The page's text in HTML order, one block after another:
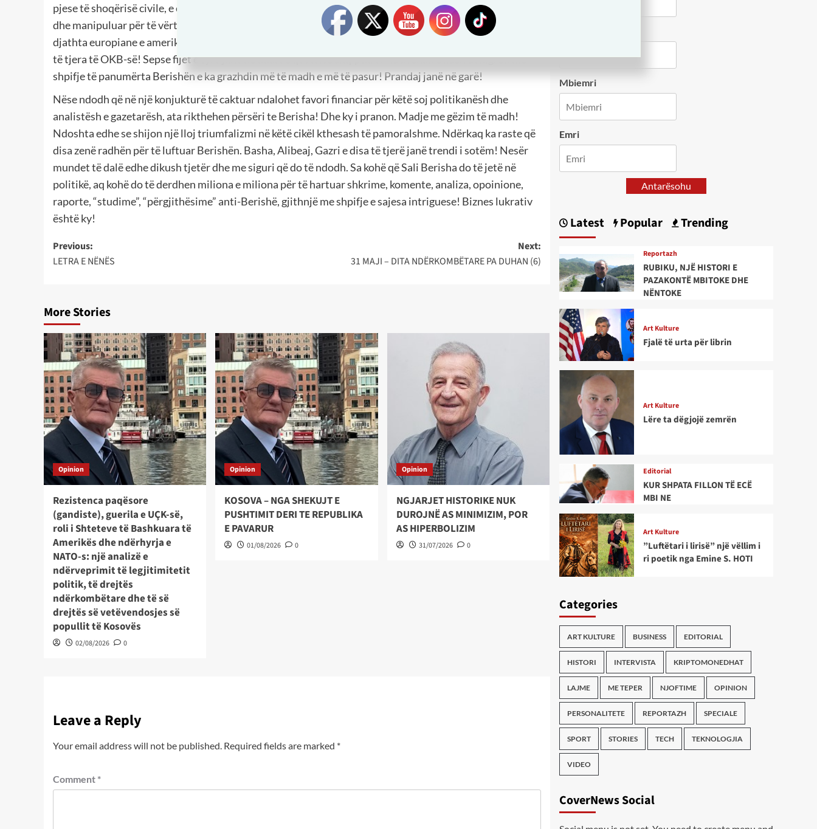
pjese të shoqërisë civile, e cila angazhohet në skenat televizive për të sharë, shpifur, trilluar, fabrikuar
dhe manipuluar për të vërtetat rreth Sali Berishës! Dhe jo vetëm nga Sorosi! Edhe nga fondacione të
djathta europiane e amerikane, nga agjencitë e zhvillimit e kështu me radhë! Deri te PNUD dhe agjenci
të tjera të OKB-së! Sepse fijet e tyre janë në duart e qeverisë shqiptare! Kush shan e kush denigron me
shpifje të panumërta Berishën e ka grazhdin më të madh e më të pasur! Prandaj janë në garë!
Nëse ndodh që në një konjukturë të caktuar ndalohet favori financiar për këtë soj politikanësh dhe
analistësh e gazetarësh, ata rikthehen përsëri te Berisha! Dhe ky i pranon. Madje me gëzim të madh!
Ndoshta edhe se shijon një lloj triumfalizmi në këtë cikël kthesash të pamoralshme. Ndërkaq ka raste që
disa zenë radhën për të luftuar Berishën. Basha, Alibeaj, Gazri e disa të tjerë janë trendi i sotëm! Nesër
mundet të dalë edhe dikush tjetër dhe me siguri që do të ndodh. Sa kohë që Sali Berisha do të jetë në
politikë, aq kohë do të derdhen miliona e miliona për të hartuar shkrime, komente, analiza, opoinione,
raporte, “studime”, “përgjithësime” anti-Berishë, gjithnjë me shpifje e sajesa intriguese! Biznes lukrativ
është ky!
Post
navigation
Previous:
LETRA E NËNËS
Next:
31 MAJI – DITA NDËRKOMBËTARE PA DUHAN (6)
More Stories
Opinion
Rezistenca paqësore
(gandiste), guerila e UÇK-së,
roli i Shteteve të Bashkuara të
Amerikës dhe ndërhyrja e
NATO-s: një analizë e
ndërveprimit të legjitimitetit
politik, të drejtës
ndërkombëtare dhe të së
drejtës së vetëvendosjes së
popullit të Kosovës
02/08/2026 0
Opinion
KOSOVA – NGA SHEKUJT E
PUSHTIMIT DERI TE REPUBLIKA
E PAVARUR
01/08/2026 0
Opinion
NGJARJET HISTORIKE NUK
DUROJNË AS MINIMIZIM, POR
AS HIPERBOLIZIM
31/07/2026 0
Leave a Reply
Your email address will not be published. Required fields are marked *
Comment *
Mbiemri
Emri
Antarësohu
Latest Popular Trending
Reportazh
RUBIKU, NJË HISTORI E
PAZAKONTË MBITOKE DHE
NËNTOKE
Art Kulture
Fjalë të urta për librin
Art Kulture
Lëre ta dëgjojë zemrën
Editorial
KUR SHPATA FILLON TË ECË
MBI NE
Art Kulture
”Luftëtari i lirisë” një vëllim i
ri poetik nga Emine S. HOTI
Categories
ART KULTURE BUSINESS EDITORIAL
HISTORI INTERVISTA KRIPTOMONEDHAT
LAJME ME TEPER NJOFTIME OPINION
PERSONALITETE REPORTAZH SPECIALE
SPORT STORIES TECH TEKNOLOGJIA
VIDEO
CoverNews Social